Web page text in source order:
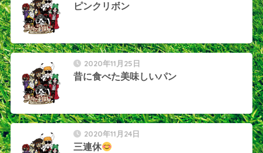
ピンクリボン
2020年11月25日
昔に食べた美味しいパン
2020年11月24日
三連休